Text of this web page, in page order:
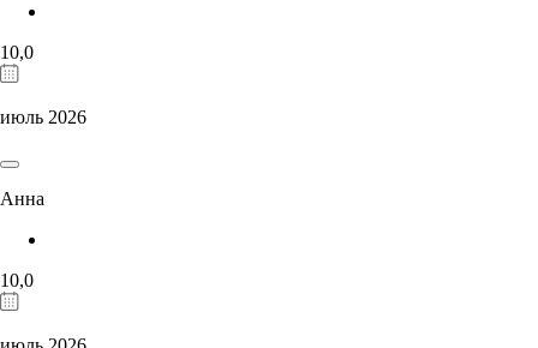
10,0
июль 2026
Анна
10,0